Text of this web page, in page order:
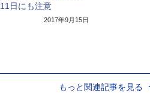
11日にも注意
2017年9月15日
もっと関連記事を見る